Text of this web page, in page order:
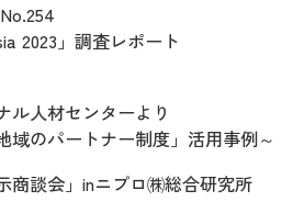
2023」調査レポート
ル人材センターより
域のパートナー制度」活用事例～
商談会」inニプロ㈱総合研究所